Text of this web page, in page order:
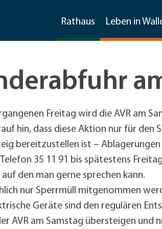
Rathaus
Ratsinfosystem
Gemeinderat & Ausschüsse
Sitzungen
Leben in
Soziale Dienste
Kirchen
Friedhof
Frühlingsfest
Gewerbegebietsfest
Jubiläumsfest 125 Jahre
Straßenkerwe
Walldorfer Kulturnacht
Freizeit und mehr
Freizeiteinrichtungen
Sonstige Schulen
Spielplätze
Übernachtungen
Gaststätten
Sanierungsmanagement
Förderprogramme Bauen und
Invasive Arten
Weitere Infos
Asiatische Tigermücke
Große Drüsenameise
Mobilität
Fußverkehr
Radverkehr
CarSharing
Kontakt und Information
Kommunikation
Förderprogramme
Existenzgründung und -sicherung
Beschäftigungsförderung
Stadtmarketing
Material, Formulare,
Partner der Wirtschaft
Formulare und Downloads
Datenschutzhinweise im
Stadtmarketing
Datenschutzhinweise zur
Unternehmensbefragung
Freitag wird die AVR am
hin, dass diese Aktion nur für
bereitzustellen ist –
35 11 91 bis spätestens
den man gerne sprechen kann.
nur Sperrmüll mitgenommen
Geräte sind den regulären
AVR am Samstag übersteigen